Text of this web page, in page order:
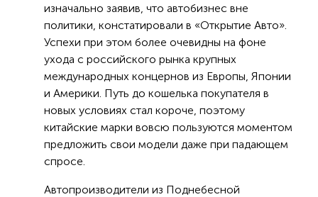
изначально заявив, что автобизнес вне
политики, констатировали в «Открытие Авто».
Успехи при этом более очевидны на фоне
ухода с российского рынка крупных
международных концернов из Европы, Японии
и Америки. Путь до кошелька покупателя в
новых условиях стал короче, поэтому
китайские марки вовсю пользуются моментом
предложить свои модели даже при падающем
спросе.
Автопроизводители из Поднебесной